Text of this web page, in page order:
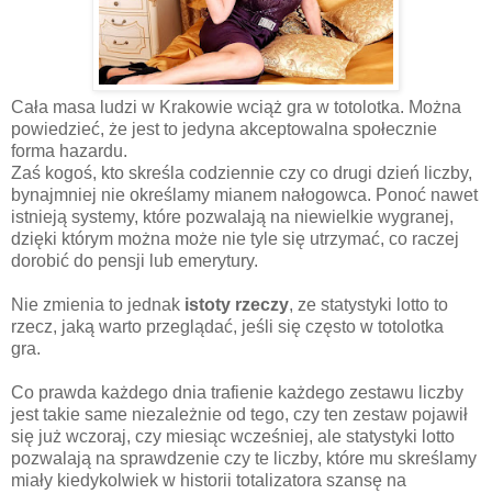
Cała masa ludzi w Krakowie wciąż gra w totolotka. Można
powiedzieć, że jest to jedyna akceptowalna społecznie
forma hazardu.
Zaś kogoś, kto skreśla codziennie czy co drugi dzień liczby,
bynajmniej nie określamy mianem nałogowca. Ponoć nawet
istnieją systemy, które pozwalają na niewielkie wygranej,
dzięki którym można może nie tyle się utrzymać, co raczej
dorobić do pensji lub emerytury.
Nie zmienia to jednak istoty rzeczy, ze statystyki lotto to
rzecz, jaką warto przeglądać, jeśli się często w totolotka
gra.
Co prawda każdego dnia trafienie każdego zestawu liczby
jest takie same niezależnie od tego, czy ten zestaw pojawił
się już wczoraj, czy miesiąc wcześniej, ale statystyki lotto
pozwalają na sprawdzenie czy te liczby, które mu skreślamy
miały kiedykolwiek w historii totalizatora szansę na